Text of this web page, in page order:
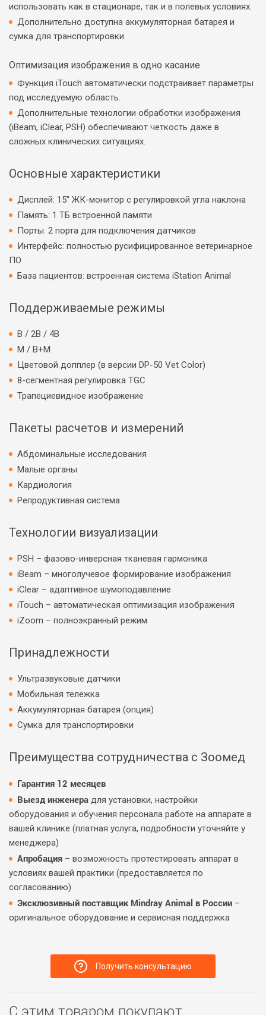
использовать как в стационаре, так и в полевых условиях.
Дополнительно доступна аккумуляторная батарея и
сумка для транспортировки.
Оптимизация изображения в одно касание
Функция iTouch автоматически подстраивает параметры
под исследуемую область.
Дополнительные технологии обработки изображения
(iBeam, iClear, PSH) обеспечивают четкость даже в
сложных клинических ситуациях.
Основные характеристики
Дисплей: 15″ ЖК-монитор с регулировкой угла наклона
Память: 1 ТБ встроенной памяти
Порты: 2 порта для подключения датчиков
Интерфейс: полностью русифицированное ветеринарное
ПО
База пациентов: встроенная система iStation Animal
Поддерживаемые режимы
B / 2B / 4B
M / B+M
Цветовой допплер (в версии DP-50 Vet Color)
8-сегментная регулировка TGC
Трапециевидное изображение
Пакеты расчетов и измерений
Абдоминальные исследования
Малые органы
Кардиология
Репродуктивная система
Технологии визуализации
PSH – фазово-инверсная тканевая гармоника
iBeam – многолучевое формирование изображения
iClear – адаптивное шумоподавление
iTouch – автоматическая оптимизация изображения
iZoom – полноэкранный режим
Принадлежности
Ультразвуковые датчики
Мобильная тележка
Аккумуляторная батарея (опция)
Сумка для транспортировки
Преимущества сотрудничества с Зоомед
Гарантия 12 месяцев
Выезд инженера для установки, настройки
оборудования и обучения персонала работе на аппарате в
вашей клинике (платная услуга, подробности уточняйте у
менеджера)
Апробация – возможность протестировать аппарат в
условиях вашей практики (предоставляется по
согласованию)
Эксклюзивный поставщик Mindray Animal в России –
оригинальное оборудование и сервисная поддержка
Получить консультацию
С этим товаром покупают